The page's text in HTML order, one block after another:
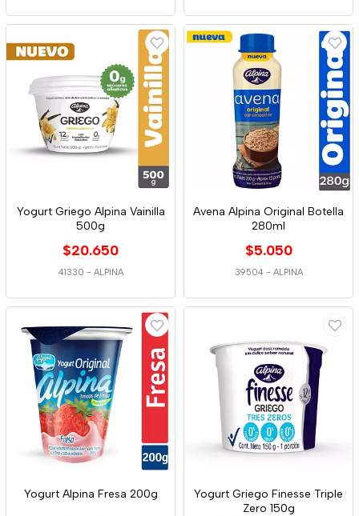
Yogurt Griego Alpina Vainilla
500g
$20.650
41330 - ALPINA
Avena Alpina Original Botella
280ml
$5.050
39504 - ALPINA
Yogurt Alpina Fresa 200g
Yogurt Griego Finesse Triple
Zero 150g